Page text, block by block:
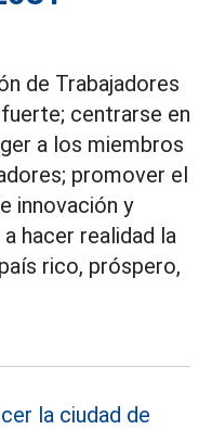
de Trabajadores
centrarse en
a los miembros
promover el
innovación y
hacer realidad la
rico, próspero,